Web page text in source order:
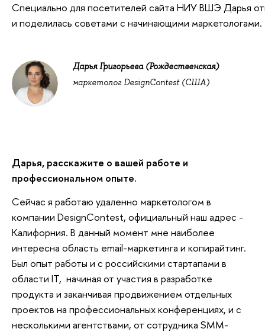
Специально для посетителей сайта НИУ ВШЭ Дарья
и поделилась советами с начинающими маркетологами.
Дарья Григорьева (Рождественская)
маркетолог DesignContest (США)
Дарья, расскажите о вашей работе и
профессиональном опыте.
Сейчас я работаю удаленно маркетологом в
компании DesignContest, официальный наш адрес -
Калифорния. В данный момент мне наиболее
интересна область email-маркетинга и копирайтинг.
Был опыт работы и с российскими стартапами в
области IT, начиная от участия в разработке
продукта и заканчивая продвижением отдельных
проектов на профессиональных конференциях, и с
несколькими агентствами, от сотрудника SMM-